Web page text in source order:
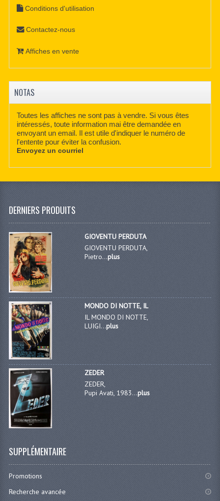
Conditions d'utilisation
Contactez-nous
Affiches en vente
NOTAS
Toutes les affiches ne sont pas à vendre. Si vous êtes
intéressés, toute information mai être demandée en
envoyant un email. Il est utile d'indiquer le numéro de
l'entente pour éviter la confusion.
Envoyez un courriel
DERNIERS PRODUITS
GIOVENTU PERDUTA
GIOVENTU PERDUTA,
Pietro...plus
MONDO DI NOTTE, IL
IL MONDO DI NOTTE,
LUIGI...plus
ZEDER
ZEDER,
Pupi Avati, 1983...plus
SUPPLÉMENTAIRE
Promotions
Recherche avancée